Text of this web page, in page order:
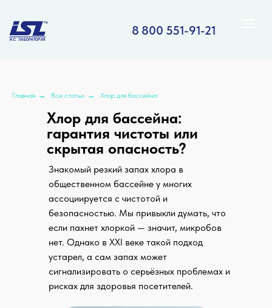
Главная → Все статьи → Хлор для бассейна
Хлор для бассейна:
гарантия чистоты или
скрытая опасность?
Знакомый резкий запах хлора в
общественном бассейне у многих
ассоциируется с чистотой и
безопасностью. Мы привыкли думать, что
если пахнет хлоркой — значит, микробов
нет. Однако в XXI веке такой подход
устарел, а сам запах может
сигнализировать о серьёзных проблемах и
рисках для здоровья посетителей.